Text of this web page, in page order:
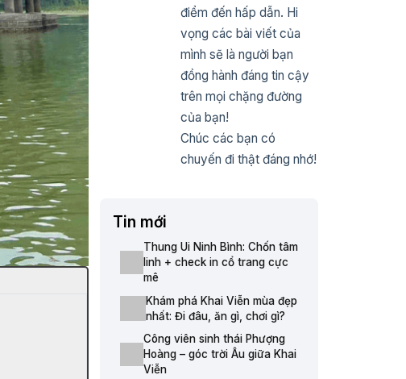
điểm đến hấp dẫn. Hi
vọng các bài viết của
mình sẽ là người bạn
đồng hành đáng tin cậy
trên mọi chặng đường
của bạn!
Chúc các bạn có
chuyến đi thật đáng nhớ!
Tin mới
Thung Ui Ninh Bình: Chốn tâm
linh + check in cổ trang cực
mê
Khám phá Khai Viễn mùa đẹp
nhất: Đi đâu, ăn gì, chơi gì?
Công viên sinh thái Phượng
Hoàng – góc trời Âu giữa Khai
Viễn